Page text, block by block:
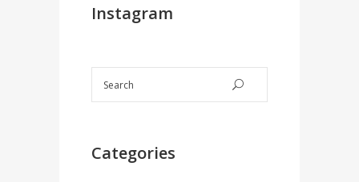
Instagram
Categories